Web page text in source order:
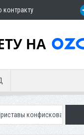
контракту
двух бурых